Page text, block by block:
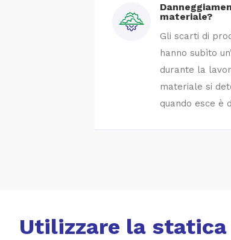
materiale?
Gli scarti di
hanno subìto
durante la
materiale si
quando esce è
Utilizzare la statica